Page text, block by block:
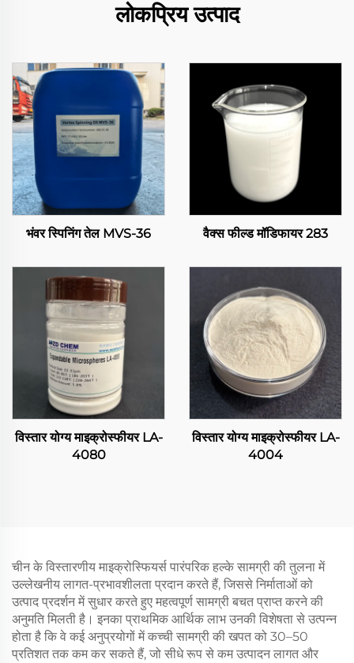
लोकप्रिय उत्पाद
भंवर स्पिनिंग तेल MVS-36 वैक्स फील्ड मॉडिफायर 283
विस्तार योग्य माइक्रोस्फीयर LA-
4080
विस्तार योग्य माइक्रोस्फीयर LA-
4004
चीन के विस्तारणीय माइक्रोस्फियर्स पारंपरिक हल्के सामग्री की तुलना में
उल्लेखनीय लागत-प्रभावशीलता प्रदान करते हैं, जिससे निर्माताओं को
उत्पाद प्रदर्शन में सुधार करते हुए महत्वपूर्ण सामग्री बचत प्राप्त करने की
अनुमति मिलती है। इनका प्राथमिक आर्थिक लाभ उनकी विशेषता से उत्पन्न
होता है कि वे कई अनुप्रयोगों में कच्ची सामग्री की खपत को 30–50
प्रतिशत तक कम कर सकते हैं, जो सीधे रूप से कम उत्पादन लागत और